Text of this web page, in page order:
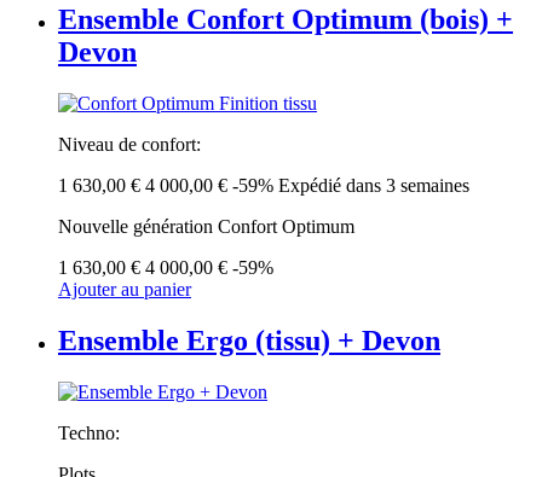
Ensemble Confort Optimum (bois) +
Devon
Niveau de confort:
1 630,00 € 4 000,00 € -59% Expédié dans 3 semaines
Nouvelle génération Confort Optimum
1 630,00 € 4 000,00 € -59%
Ajouter au panier
Ensemble Ergo (tissu) + Devon
Techno: